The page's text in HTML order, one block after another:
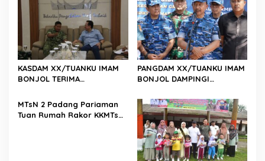
Polri dan Media Demi
Kepentingan Masyarakat
KASDAM XX/TUANKU IMAM
BONJOL TERIMA
ANGGOTA DPD RI H. IRMAN
GUSMAN, S.E., M.B.A., DI
MAKODAM
PANGDAM XX/TUANKU IMAM
BONJOL DAMPINGI
AU KE-79 DI LANUD SUTAN
SJAHRIR
MTsN 2 Padang Pariaman
Tuan Rumah Rakor KKMTs